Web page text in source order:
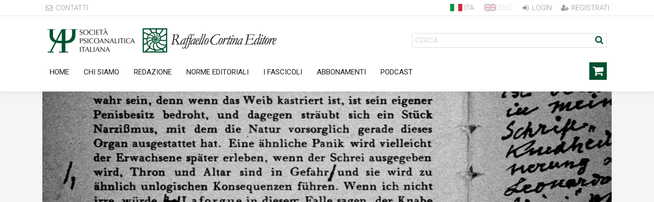
CONTATTI LOGIN REGISTRATI
ITA ENG
HOME CHI SIAMO REDAZIONE NORME EDITORIALI I FASCICOLI ABBONAMENTI PODCAST